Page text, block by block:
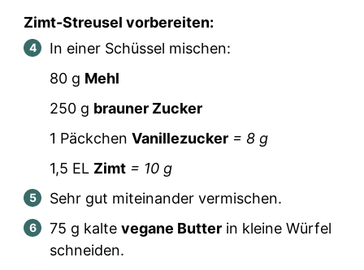
Zimt-Streusel vorbereiten:
In einer Schüssel mischen:
80 g Mehl
250 g brauner Zucker
1 Päckchen Vanillezucker = 8 g
1,5 EL Zimt = 10 g
Sehr gut miteinander vermischen.
75 g kalte vegane Butter in kleine Würfel
schneiden.